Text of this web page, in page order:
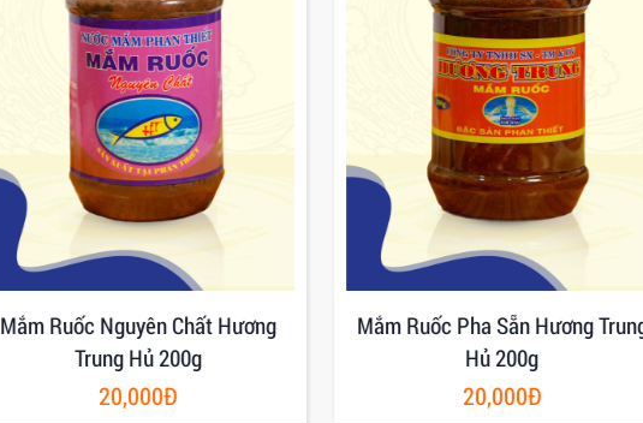
Mắm Ruốc Nguyên Chất Hương
Trung Hủ 200g
20,000Đ
Mắm Ruốc Pha Sẵn Hương Trung
Hủ 200g
20,000Đ